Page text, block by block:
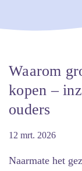
Waarom
kopen –
ouders
12 mrt. 2026
Naarmate het